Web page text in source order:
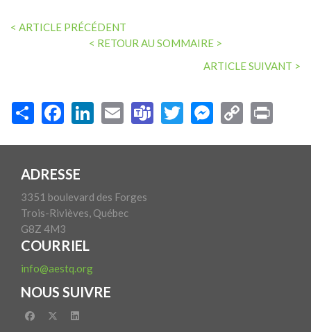
< ARTICLE PRÉCÉDENT
< RETOUR AU SOMMAIRE >
ARTICLE SUIVANT >
ADRESSE
3351 boulevard des Forges
Trois-Rivièves, Québec
G8Z 4M3
COURRIEL
info@aestq.org
NOUS SUIVRE
facebookx-twitterlinkedin